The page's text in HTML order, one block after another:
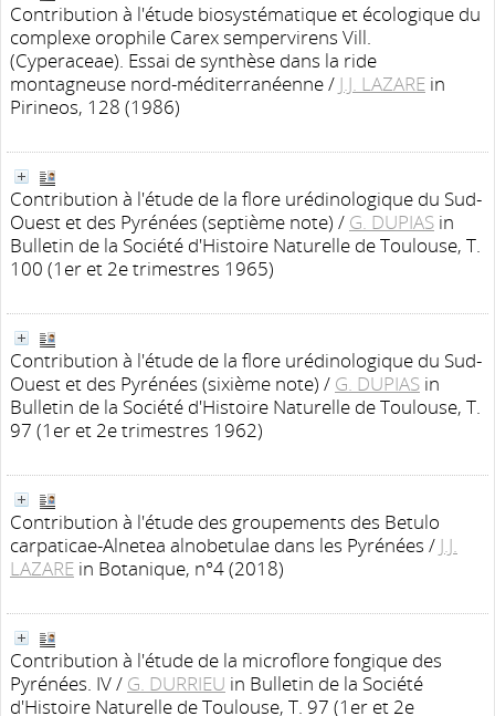
Contribution à l'étude biosystématique et écologique du
complexe orophile Carex sempervirens Vill.
(Cyperaceae). Essai de synthèse dans la ride
montagneuse nord-méditerranéenne/ J.J. LAZARE in
Pirineos, 128 (1986)
Contribution à l'étude de la flore urédinologique du Sud-
Ouest et des Pyrénées (septième note) / G. DUPIAS in
Bulletin de la Société d'Histoire Naturelle de Toulouse, T.
100 (1er et 2e trimestres 1965)
Contribution à l'étude de la flore urédinologique du Sud-
Ouest et des Pyrénées (sixième note) / G. DUPIAS in
Bulletin de la Société d'Histoire Naturelle de Toulouse, T.
97 (1er et 2e trimestres 1962)
Contribution à l'étude des groupements des Betulo
carpaticae-Alnetea alnobetulae dans les Pyrénées / J.J.
LAZARE in Botanique, n°4 (2018)
Contribution à l'étude de la microflore fongique des
Pyrénées. IV/ G. DURRIEU in Bulletin de la Société
d'Histoire Naturelle de Toulouse, T. 97 (1er et 2e